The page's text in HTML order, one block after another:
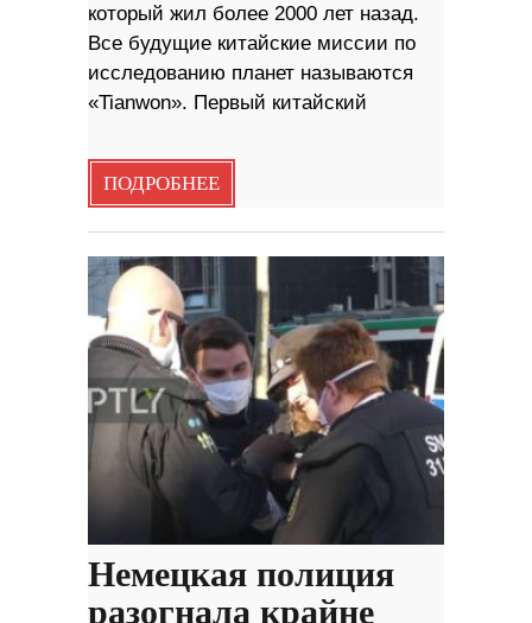
который жил более 2000 лет назад.
Все будущие китайские миссии по
исследованию планет называются
«Tianwon». Первый китайский
ПОДРОБНЕЕ
Немецкая полиция
разогнала крайне